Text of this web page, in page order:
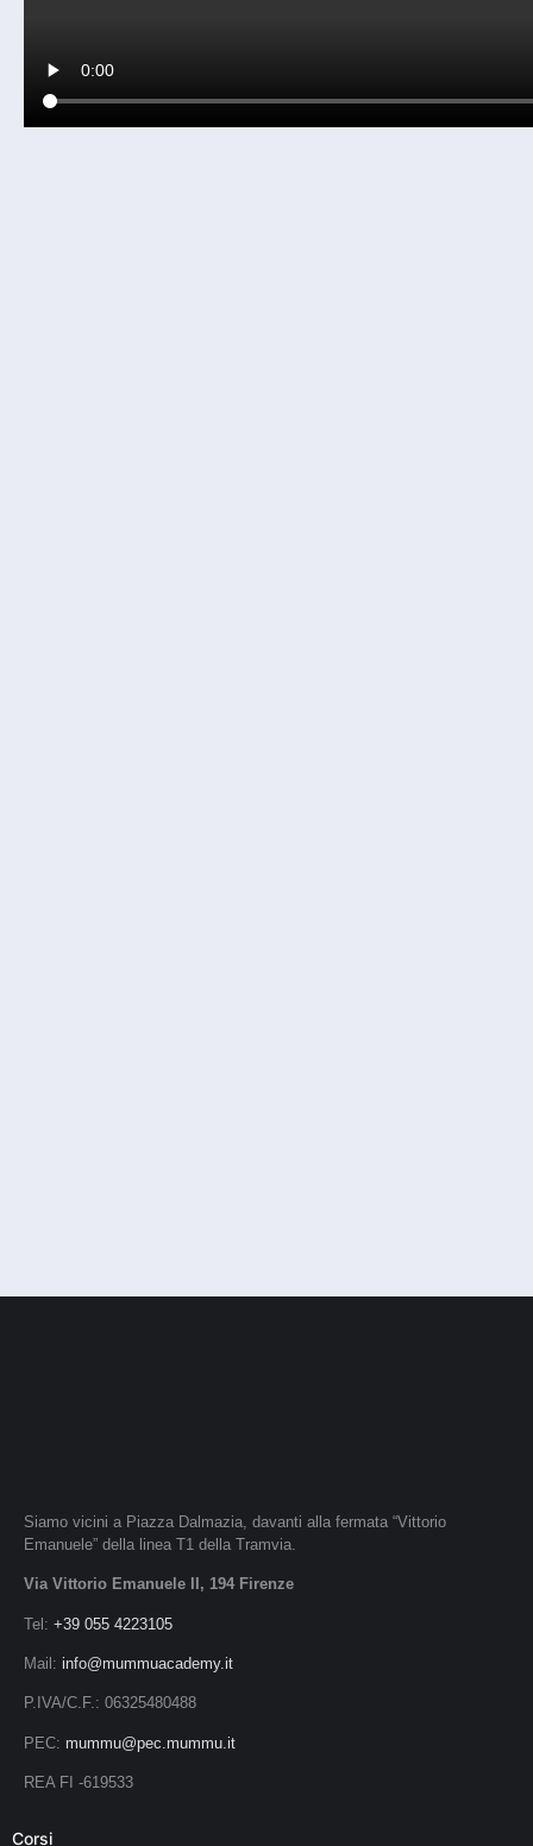
Siamo vicini a Piazza Dalmazia, davanti alla fermata “Vittorio
Emanuele” della linea T1 della Tramvia.
Via Vittorio Emanuele II, 194 Firenze
Tel: +39 055 4223105
Mail: info@mummuacademy.it
P.IVA/C.F.: 06325480488
PEC: mummu@pec.mummu.it
REA FI -619533
Corsi